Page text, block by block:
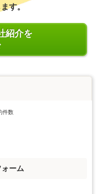
す。
紹介を
件数
ーム